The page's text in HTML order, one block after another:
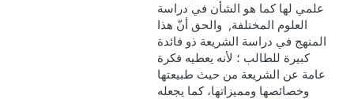
علمي لها كما هو الشأن في دراسة
العلوم المختلفة, والحق أنّ هذا
المنهج في دراسة الشريعة ذو فائدة
كبيرة للطالب ؛ لأنه يعطيه فكرة
عامة عن الشريعة من حيث طبيعتها
وخصائصها ومميزاتها، كما يجعله